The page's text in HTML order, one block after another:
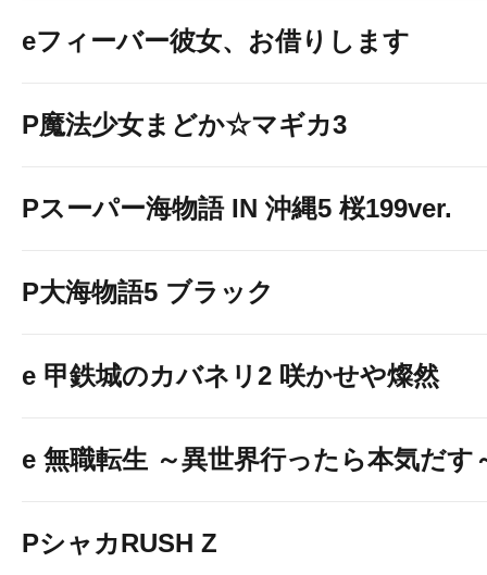
eフィーバー彼女、お借りします
P魔法少女まどか☆マギカ3
Pスーパー海物語 IN 沖縄5 桜199ver.
P大海物語5 ブラック
e 甲鉄城のカバネリ2 咲かせや燦然
e 無職転生 ～異世界行ったら本気だす
PシャカRUSH Z